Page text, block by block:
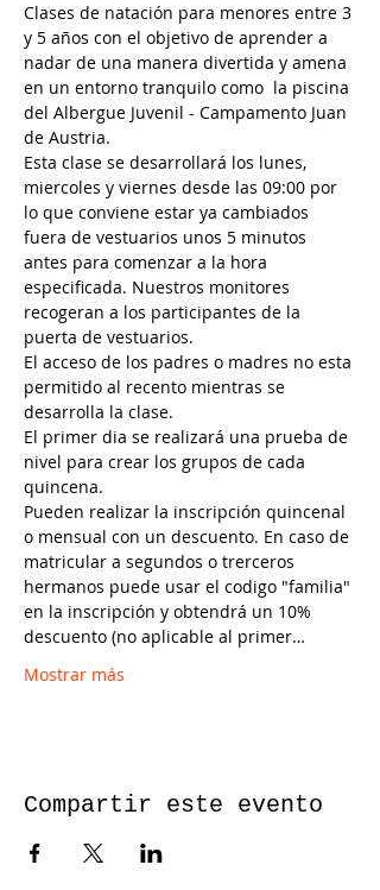
Clases de natación para menores entre 3
y 5 años con el objetivo de aprender a
nadar de una manera divertida y amena
en un entorno tranquilo como  la piscina
del Albergue Juvenil - Campamento Juan
de Austria.
Esta clase se desarrollará los lunes,
miercoles y viernes desde las 09:00 por
lo que conviene estar ya cambiados
fuera de vestuarios unos 5 minutos
antes para comenzar a la hora
especificada. Nuestros monitores
recogeran a los participantes de la
puerta de vestuarios.
El acceso de los padres o madres no esta
permitido al recento mientras se
desarrolla la clase.
El primer dia se realizará una prueba de
nivel para crear los grupos de cada
quincena.
Pueden realizar la inscripción quincenal
o mensual con un descuento. En caso de
matricular a segundos o trerceros
hermanos puede usar el codigo "familia"
en la inscripción y obtendrá un 10%
descuento (no aplicable al primer…
Mostrar más
Compartir este evento